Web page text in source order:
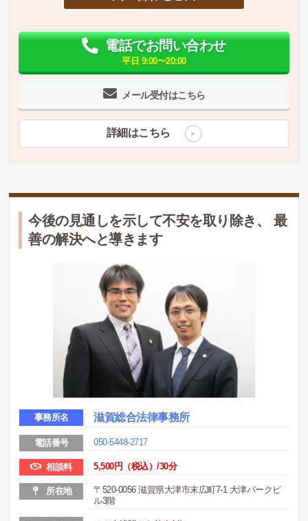
メール受付はこちら
電話でお問い合わせ
平日 9:00〜20:00
詳細はこちら
今後の見通しを示して不安を取り除き、 最
善の解決へと導きます
事務所名 滋賀総合法律事務所
電話番号 050-5448-2717
相談料 5,500円（税込）/30分
所在地
〒520-0056 滋賀県大津市末広町7-1 大津パークビ
ル3階